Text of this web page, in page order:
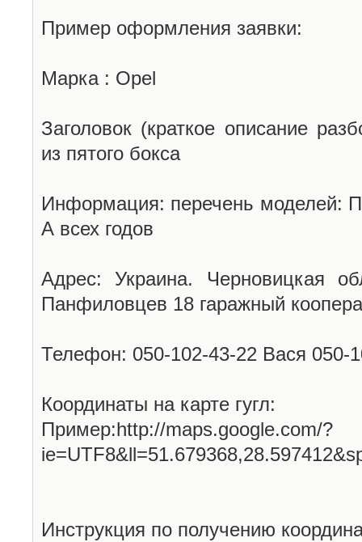
Пример оформления заявки:
Марка : Opel
Заголовок (краткое описание
из пятого бокса
Информация: перечень моделей:
А всех годов
Адрес: Украина. Черновицкая
Панфиловцев 18 гаражный
Телефон: 050-102-43-22 Вася 050-
Координаты на карте гугл:
Пример:http://maps.google.com/?
Инструкция по получению